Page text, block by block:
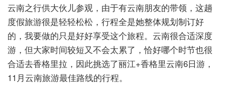
云南之行供大伙儿参观，由于有云南朋友的带领，这趟
度假旅游很是轻轻松松，行程全是她整体规划制订好
的，我要做的只是好好享受这个旅程。云南很合适深度
游，但大家时间较短又不会太累了，恰好哪个时节也很
合适去香格里拉，因此挑选了丽江+香格里云南6日游，
11月云南旅游最佳路线的行程。